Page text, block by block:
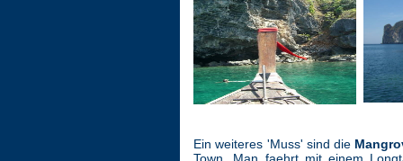
Ein weiteres 'Muss' sind die